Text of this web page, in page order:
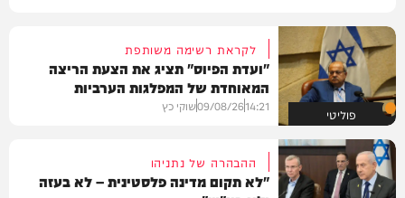
פוליטי
לקראת רשימה משותפת
"ועדת הפיוס" תציג את הצעת הריצה
המאוחדת של המפלגות הערביות
14:21
09/08/26שוקי כץ
ההבהרה של נתניהו
"לא תקום מדינה פלסטינית – לא בעזה